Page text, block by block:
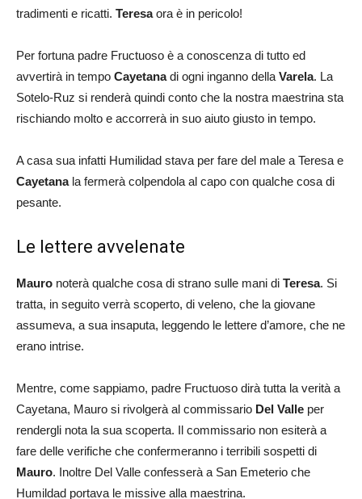
tradimenti e ricatti. Teresaora è in pericolo!
Per fortuna padre Fructuoso è a conoscenza di tutto ed
avvertirà in tempo Cayetanadi ogni inganno della Varela. La
Sotelo-Ruz si renderà quindi conto che la nostra maestrina sta
rischiando molto e accorrerà in suo aiuto giusto in tempo.
A casa sua infatti Humilidad stava per fare del male a Teresa e
Cayetanala fermerà colpendola al capo con qualche cosa di
pesante.
Le lettere avvelenate
Mauro noterà qualche cosa di strano sulle mani di Teresa. Si
tratta, in seguito verrà scoperto, di veleno, che la giovane
assumeva, a sua insaputa, leggendo le lettere d’amore, che ne
erano intrise.
Mentre, come sappiamo, padre Fructuoso dirà tutta la verità a
Cayetana, Mauro si rivolgerà al commissario Del Valle per
rendergli nota la sua scoperta. Il commissario non esiterà a
fare delle verifiche che confermeranno i terribili sospetti di
Mauro. Inoltre Del Valle confesserà a San Emeterio che
Humildad portava le missive alla maestrina.